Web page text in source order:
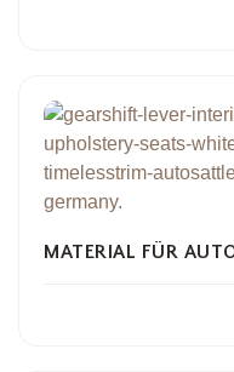
MATERIAL FÜR